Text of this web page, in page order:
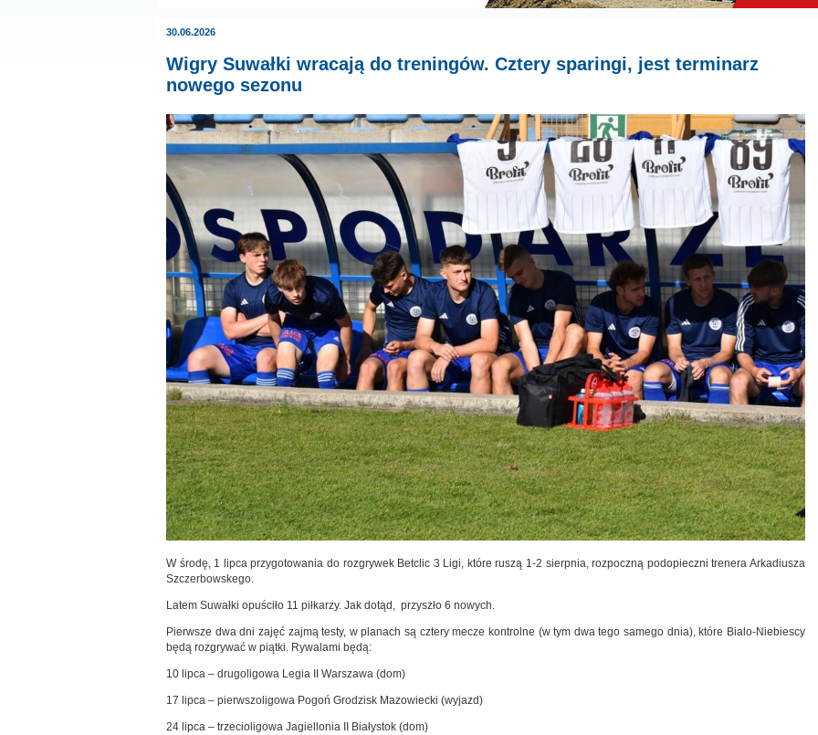
30.06.2026
Wigry Suwałki wracają do treningów. Cztery sparingi, jest terminarz
nowego sezonu
W środę, 1 lipca przygotowania do rozgrywek Betclic 3 Ligi, które ruszą 1-2 sierpnia, rozpoczną podopieczni trenera Arkadiusza
Szczerbowskego.
Latem Suwałki opuściło 11 piłkarzy. Jak dotąd, przyszło 6 nowych.
Pierwsze dwa dni zajęć zajmą testy, w planach są cztery mecze kontrolne (w tym dwa tego samego dnia), które Bialo-Niebiescy
będą rozgrywać w piątki. Rywalami będą:
10 lipca – drugoligowa Legia II Warszawa (dom)
17 lipca – pierwszoligowa Pogoń Grodzisk Mazowiecki (wyjazd)
24 lipca – trzecioligowa Jagiellonia II Białystok (dom)